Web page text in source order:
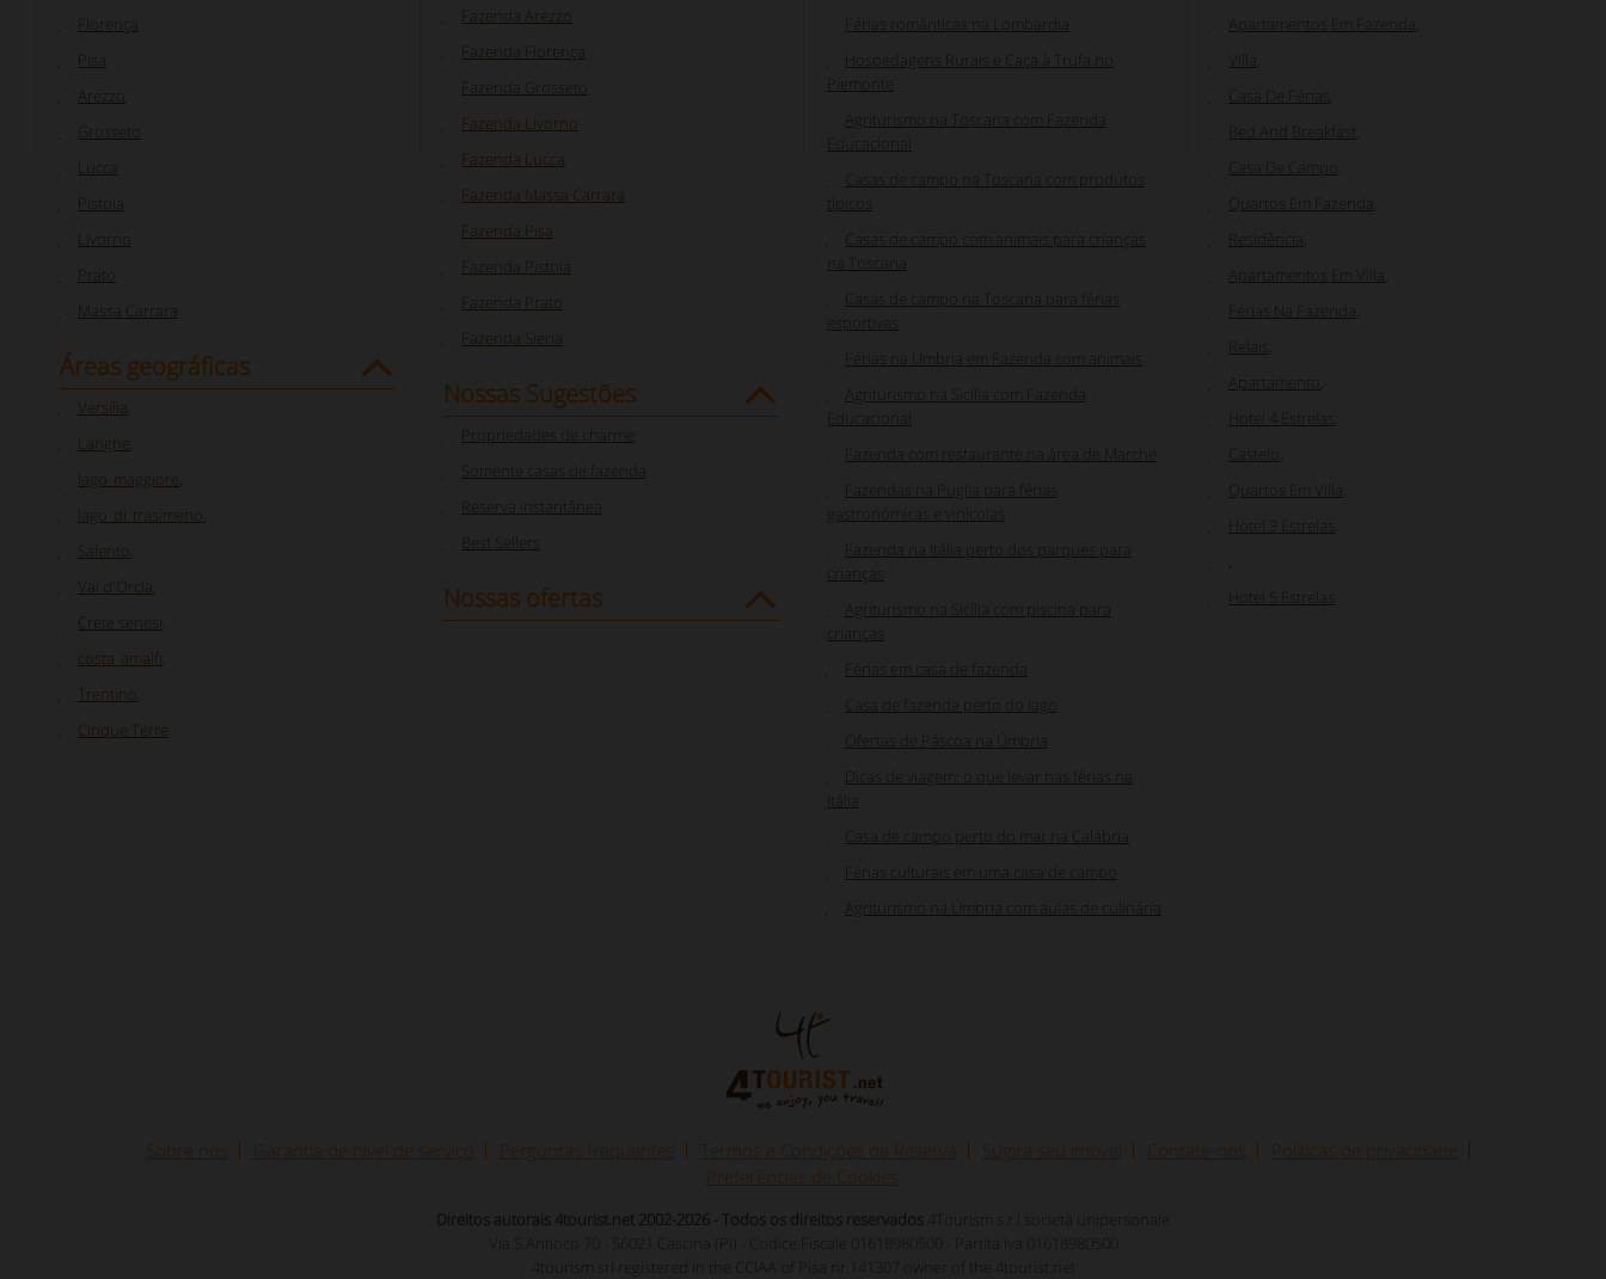
Florença
Pisa
Arezzo
Grosseto
Lucca
Pistoia
Livorno
Prato
Massa Carrara
Áreas geográficas
Versilia
Langhe
lago_maggiore
lago_di_trasimeno
Salento
Val d'Orcia
Crete senesi
costa_amalfi
Trentino
Cinque Terre
Fazenda Arezzo
Fazenda Florença
Fazenda Grosseto
Fazenda Livorno
Fazenda Lucca
Fazenda Massa Carrara
Fazenda Pisa
Fazenda Pistoia
Fazenda Prato
Fazenda Siena
Nossas Sugestões
Propriedades de charme
Somente casas de fazenda
Reserva instantânea
Best Sellers
Nossas ofertas
Férias românticas na Lombardia
Hospedagens Rurais e Caça à Trufa no
Piemonte
Agriturismo na Toscana com Fazenda
Educacional
Casas de campo na Toscana com produtos
típicos
Casas de campo com animais para crianças
na Toscana
Casas de campo na Toscana para férias
esportivas
Férias na Umbria em Fazenda com animais
Agriturismo na Sicília com Fazenda
Educacional
Fazenda com restaurante na área de Marche
Fazendas na Puglia para férias
gastronômicas e vinícolas
Fazenda na Itália perto dos parques para
crianças
Agriturismo na Sicília com piscina para
crianças
Férias em casa de fazenda
Casa de fazenda perto do lago
Ofertas de Páscoa na Úmbria
Dicas de viagem: o que levar nas férias na
Itália
Casa de campo perto do mar na Calábria
Férias culturais em uma casa de campo
Agriturismo na Úmbria com aulas de culinária
Apartamentos Em Fazenda
Villa
Casa De Férias
Bed And Breakfast
Casa De Campo
Quartos Em Fazenda
Residência
Apartamentos Em Villa
Férias Na Fazenda
Relais
Apartamento
Hotel 4 Estrelas
Castelo
Quartos Em Villa
Hotel 3 Estrelas
Hotel 5 Estrelas
Sobre nós Garantia de nível de serviço Perguntas frequentes Termos e Condições de Reserva Sugira seu imóvel Contate-nos
Políticas de privacidade
Preferências de Cookies
Direitos autorais 4tourist.net 2002-2026 - Todos os direitos reservados 4Tourism s.r.l società unipersonale
Via S.Antioco 70 - 56021 Cascina (PI) - Codice Fiscale 01618980500 - Partita Iva 01618980500
4tourism srl registered in the CCIAA of Pisa nr.141307 owner of the 4tourist.net